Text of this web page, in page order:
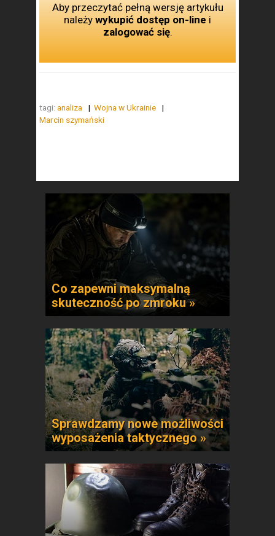
Aby przeczytać pełną wersję artykułu
należy wykupić dostęp on-line i
zalogować się.
tagi: analiza
Wojna w Ukrainie
Marcin szymański
Co zapewni maksymalną
skuteczność po zmroku »
Sprawdzamy nowe możliwości
wyposażenia taktycznego »